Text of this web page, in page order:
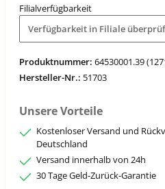
Filialverfügbarkeit
Verfügbarkeit in Filiale
Produktnummer: 64530001.39
Hersteller-Nr.: 51703
Unsere Vorteile
Kostenloser Versand und
Deutschland
Versand innerhalb von 24h
30 Tage Geld-Zurück-Garantie